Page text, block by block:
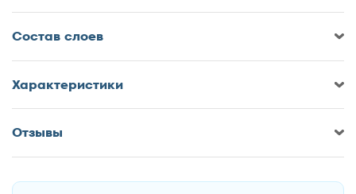
80x195
80x200
85x190
85x200
Cостав слоев
Характеристики
Отзывы
Оставить отзыв о Матрас Sonberry